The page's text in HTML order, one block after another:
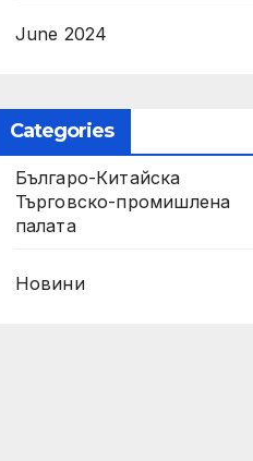
June 2024
Categories
Българо-Китайска
Търговско-промишлена
палaта
Новини